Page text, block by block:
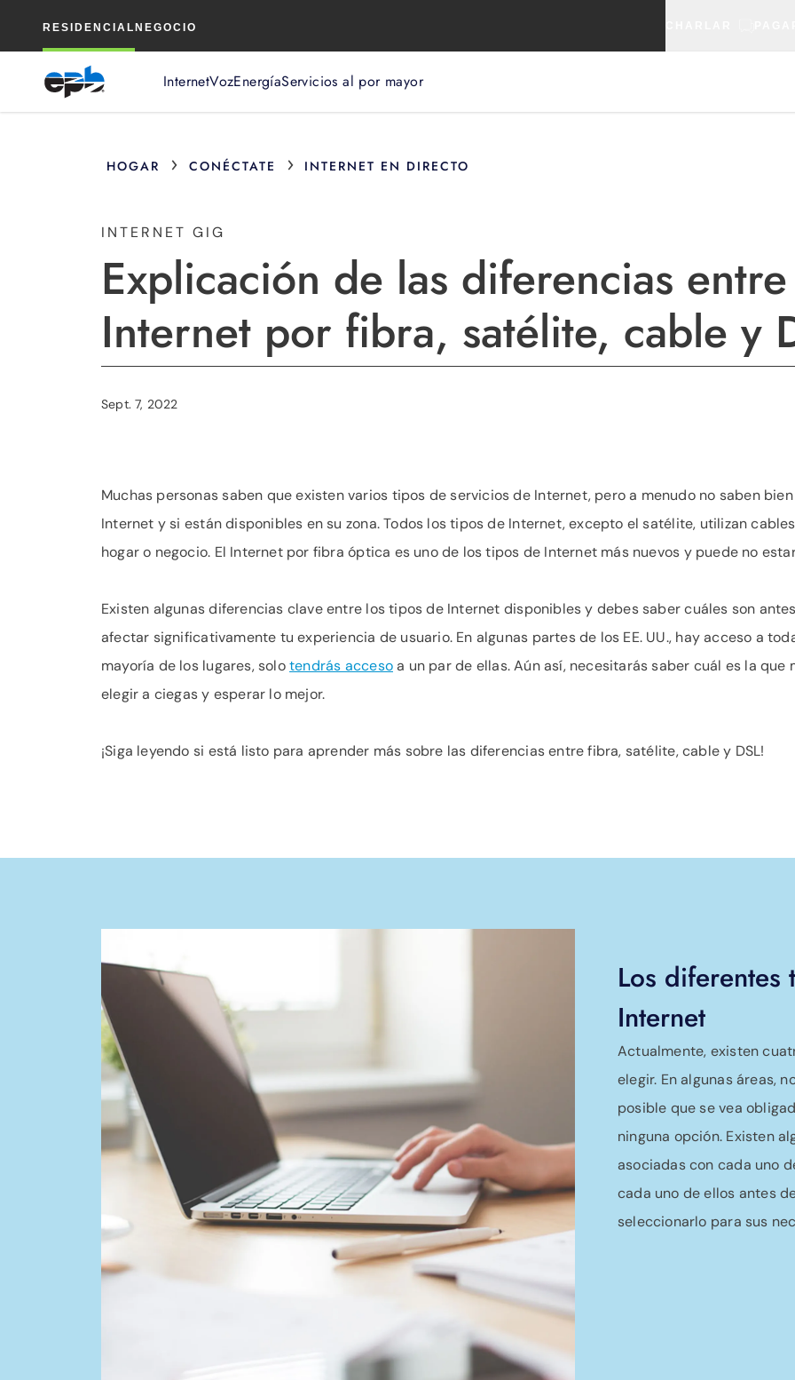
RESIDENCIAL NEGOCIO
InternetVozEnergíaServicios al por mayor
principal
HOGAR › CONÉCTATE › INTERNET EN DIRECTO
INTERNET GIG
Explicación de las diferencias entre
Internet por fibra, satélite, cable y
Sept. 7, 2022
Muchas personas saben que existen varios tipos de servicios de Internet, pero a menudo no saben
Internet y si están disponibles en su zona. Todos los tipos de Internet, excepto el satélite, utilizan
hogar o negocio. El Internet por fibra óptica es uno de los tipos de Internet más nuevos y puede no
Existen algunas diferencias clave entre los tipos de Internet disponibles y debes saber cuáles son
afectar significativamente tu experiencia de usuario. En algunas partes de los EE. UU., hay acceso a
mayoría de los lugares, solotendrás accesoa un par de ellas. Aún así, necesitarás saber cuál es la
elegir a ciegas y esperar lo mejor.
¡Siga leyendo si está listo para aprender más sobre las diferencias entre fibra, satélite, cable y DSL!
Los
Internet
Actualmente, existen
elegir. En algunas áreas,
posible que se vea
ninguna opción. Existen
asociadas con cada uno
cada uno de ellos antes
seleccionarlo para sus